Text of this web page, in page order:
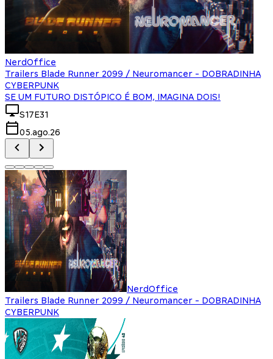
NerdOffice
Trailers Blade Runner 2099 / Neuromancer - DOBRADINHA
CYBERPUNK
SE UM FUTURO DISTÓPICO É BOM, IMAGINA DOIS!
S17E31
05.ago.26
NerdOffice
Trailers Blade Runner 2099 / Neuromancer - DOBRADINHA
CYBERPUNK